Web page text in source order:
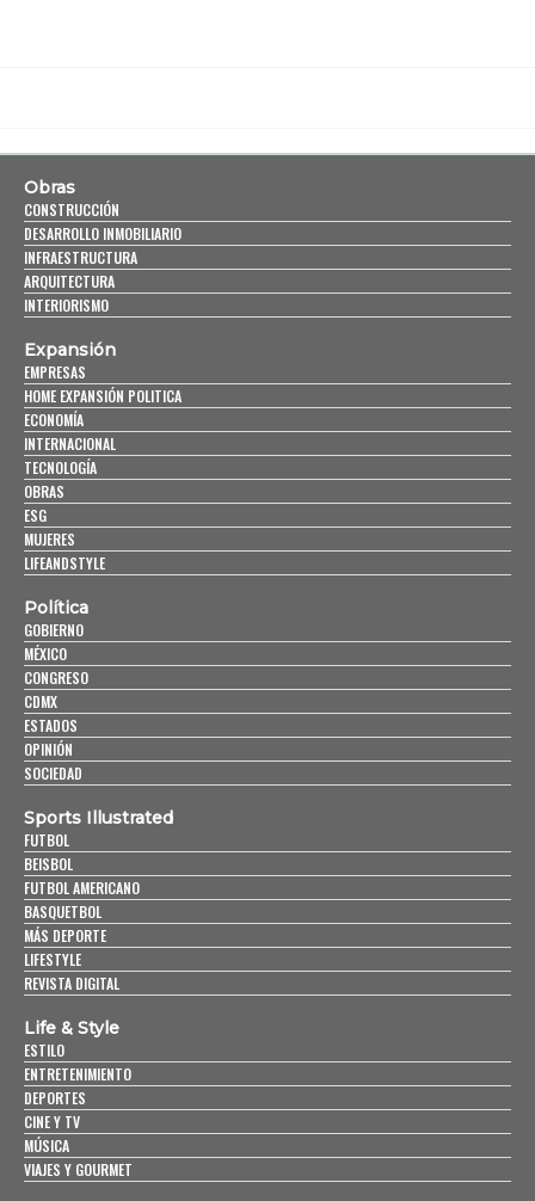
Obras
CONSTRUCCIÓN
DESARROLLO INMOBILIARIO
INFRAESTRUCTURA
ARQUITECTURA
INTERIORISMO
Expansión
EMPRESAS
HOME EXPANSIÓN POLITICA
ECONOMÍA
INTERNACIONAL
TECNOLOGÍA
OBRAS
ESG
MUJERES
LIFEANDSTYLE
Política
GOBIERNO
MÉXICO
CONGRESO
CDMX
ESTADOS
OPINIÓN
SOCIEDAD
Sports Illustrated
FUTBOL
BEISBOL
FUTBOL AMERICANO
BASQUETBOL
MÁS DEPORTE
LIFESTYLE
REVISTA DIGITAL
Life & Style
ESTILO
ENTRETENIMIENTO
DEPORTES
CINE Y TV
MÚSICA
VIAJES Y GOURMET